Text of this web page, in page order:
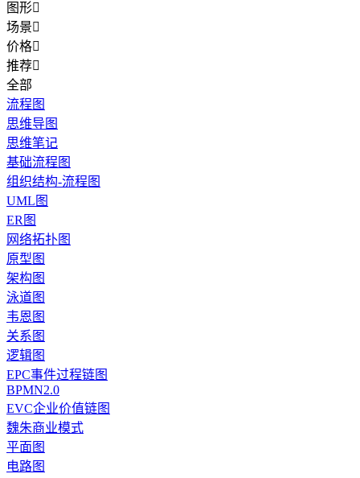
图形
场景
价格
推荐
全部
流程图
思维导图
思维笔记
基础流程图
组织结构-流程图
UML图
ER图
网络拓扑图
原型图
架构图
泳道图
韦恩图
关系图
逻辑图
EPC事件过程链图
BPMN2.0
EVC企业价值链图
魏朱商业模式
平面图
电路图